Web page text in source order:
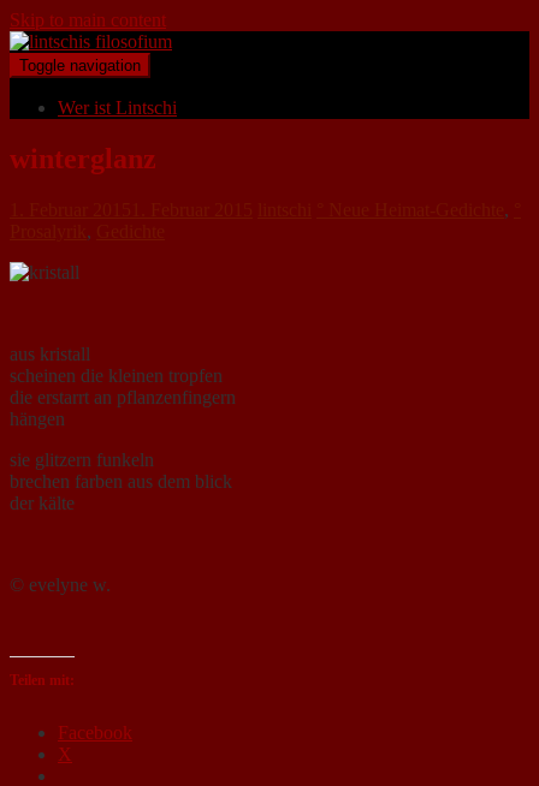
Skip to main content
Toggle navigation
Wer ist Lintschi
winterglanz
,
,
aus kristall
scheinen die kleinen tropfen
die erstarrt an pflanzenfingern
hängen
sie glitzern funkeln
brechen farben aus dem blick
der kälte
© evelyne w.
Teilen mit:
Facebook
X